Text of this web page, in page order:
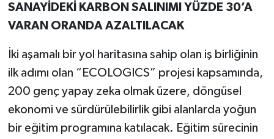
SANAYİDEKİ KARBON SALINIMI YÜZDE 30’A
VARAN ORANDA AZALTILACAK
İki aşamalı bir yol haritasına sahip olan iş birliğinin
ilk adımı olan “ECOLOGICS” projesi kapsamında,
200 genç yapay zeka olmak üzere, döngüsel
ekonomi ve sürdürülebilirlik gibi alanlarda yoğun
bir eğitim programına katılacak. Eğitim sürecinin